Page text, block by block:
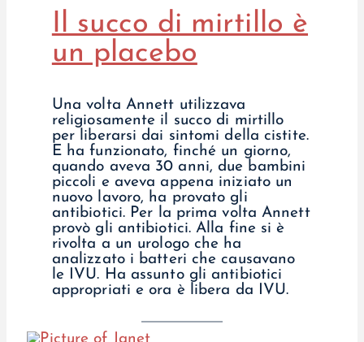
Il succo di mirtillo è
un placebo
Una volta Annett utilizzava
religiosamente il succo di mirtillo
per liberarsi dai sintomi della cistite.
E ha funzionato, finché un giorno,
quando aveva 30 anni, due bambini
piccoli e aveva appena iniziato un
nuovo lavoro, ha provato gli
antibiotici. Per la prima volta Annett
provò gli antibiotici. Alla fine si è
rivolta a un urologo che ha
analizzato i batteri che causavano
le IVU. Ha assunto gli antibiotici
appropriati e ora è libera da IVU.